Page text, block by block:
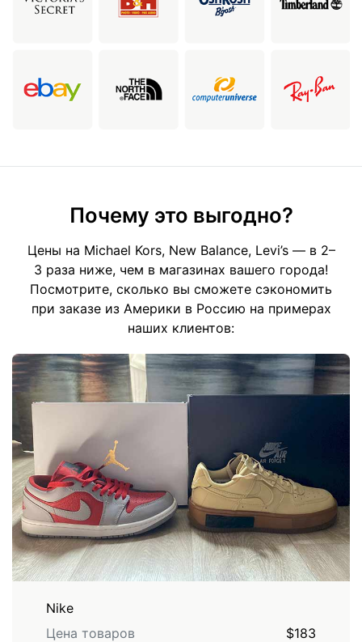
Почему это выгодно?
Цены на Michael Kors, New Balance, Levi’s — в 2–
3 раза ниже, чем в магазинах вашего города!
Посмотрите, сколько вы сможете сэкономить
при заказе из Америки в Россию на примерах
наших клиентов:
Nike
Цена товаров
$183